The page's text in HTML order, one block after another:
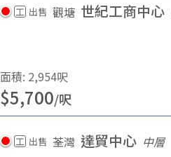
工 出售 觀塘 世紀工商中心
面積: 2,954呎
$5,700/呎
工 出售 荃灣 達貿中心 中層